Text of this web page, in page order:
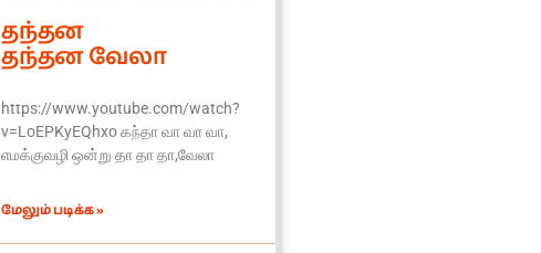
தந்தன
தந்தன வேலா
https://www.youtube.com/watch?
v=LoEPKyEQhxo கந்தா வா வா வா,
எமக்குவழி ஒன்று தா தா தா,வேலா
மேலும் படிக்க »